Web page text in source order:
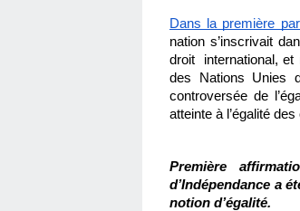
Dans la première
nation s’inscrivait
droit  international,
des Nations Unies
controversée de
atteinte à l’égalité
Première
d’Indépendance a
notion d’égalité.